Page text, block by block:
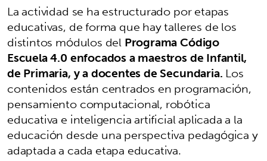
La actividad se ha estructurado por etapas
educativas, de forma que hay talleres de los
distintos módulos delPrograma Código
Escuela 4.0 enfocados a maestros de Infantil,
de Primaria, y a docentes de Secundaria. Los
contenidos están centrados en programación,
pensamiento computacional, robótica
educativa e inteligencia artificial aplicada a la
educación desde una perspectiva pedagógica y
adaptada a cada etapa educativa.